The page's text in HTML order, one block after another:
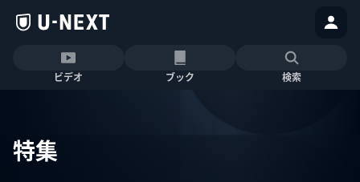
ビデオ ブック 検索
特集